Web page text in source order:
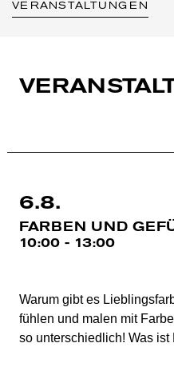
VERANSTALTUNGEN
6.8.
FARBEN UND
10:00 - 13:00
Warum gibt es
fühlen und malen mit
so unterschiedlich! Was